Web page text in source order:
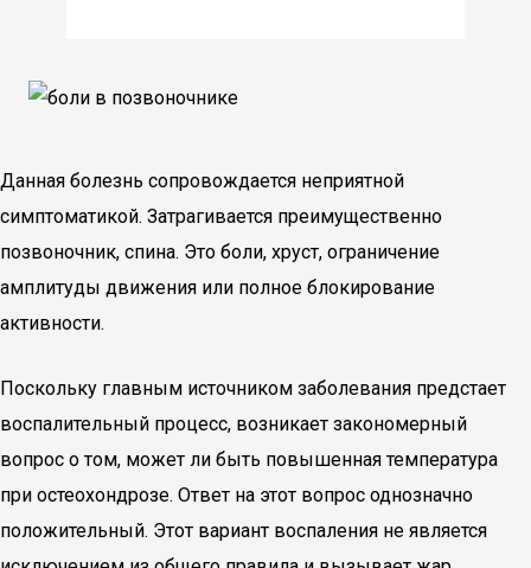
Данная болезнь сопровождается неприятной
симптоматикой. Затрагивается преимущественно
позвоночник, спина. Это боли, хруст, ограничение
амплитуды движения или полное блокирование
активности.
Поскольку главным источником заболевания предстает
воспалительный процесс, возникает закономерный
вопрос о том, может ли быть повышенная температура
при остеохондрозе. Ответ на этот вопрос однозначно
положительный. Этот вариант воспаления не является